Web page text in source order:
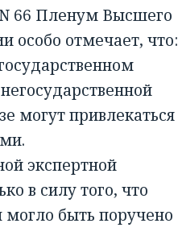
66 Пленум Высшего
особо отмечает, что:
могут привлекаться
экспертной
в силу того, что
могло быть поручено